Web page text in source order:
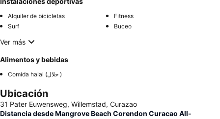
Alquiler de bicicletas
Fitness
Surf
Buceo
Ver más
Alimentos y bebidas
Comida halal (حلال )
Ubicación
31 Pater Euwensweg, Willemstad, Curazao
Distancia desde Mangrove Beach Corendon Curacao All-